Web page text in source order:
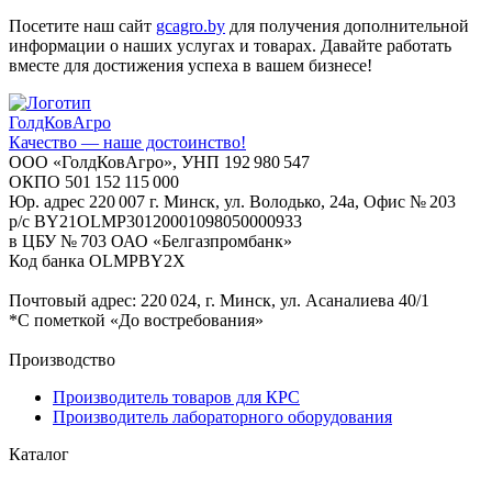
Посетите наш сайт gcagro.by для получения дополнительной
информации о наших услугах и товарах. Давайте работать
вместе для достижения успеха в вашем бизнесе!
ГолдКовАгро
Качество — наше достоинство!
ООО «ГолдКовАгро», УНП 192 980 547
ОКПО 501 152 115 000
Юр. адрес 220 007 г. Минск, ул. Володько, 24а, Офис № 203
р/с BY21OLMP30120001098050000933
в ЦБУ № 703 ОАО «Белгазпромбанк»
Код банка OLMPBY2X
Почтовый адрес: 220 024, г. Минск, ул. Асаналиева 40/1
*С пометкой «До востребования»
Производство
Производитель товаров для КРС
Производитель лабораторного оборудования
Каталог